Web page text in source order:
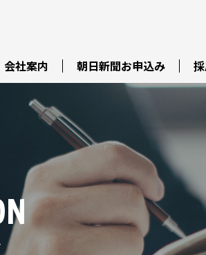
会社案内 朝日新聞お申込み